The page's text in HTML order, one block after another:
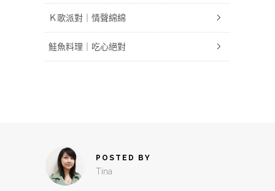
Ｋ歌派對｜情聲綿綿
鮭魚料理｜吃心絕對
POSTED BY
Tina